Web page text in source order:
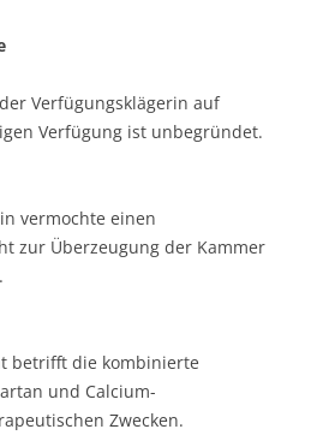
Verfügungsklägerin auf
Verfügung ist unbegründet.
vermochte einen
zur Überzeugung der Kammer
betrifft die kombinierte
und Calcium-
Zwecken.